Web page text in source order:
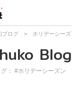
ブログ > ホリデーシーズ
Blog
グ： #ホリデーシーズン